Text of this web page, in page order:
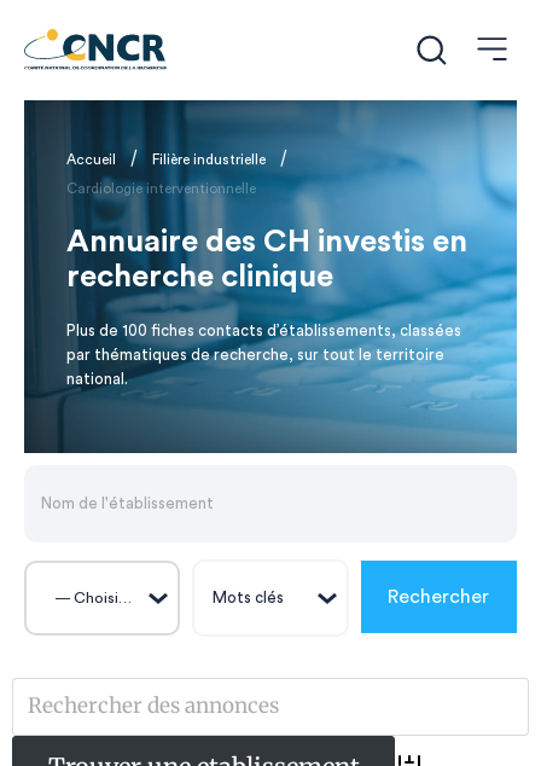
Accueil / Filière industrielle /
Cardiologie interventionnelle
Annuaire des CH investis en
recherche clinique
Plus de 100 fiches contacts d’établissements, classées
par thématiques de recherche, sur tout le territoire
national.